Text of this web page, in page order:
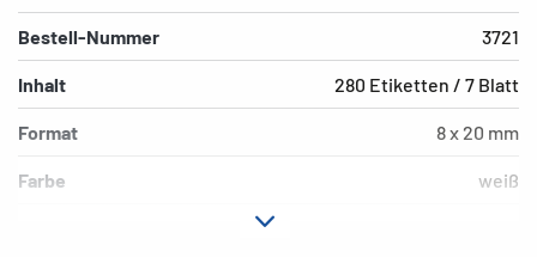
Bestell-Nummer 3721
Inhalt 280 Etiketten / 7 Blatt
Format 8 x 20 mm
Farbe weiß